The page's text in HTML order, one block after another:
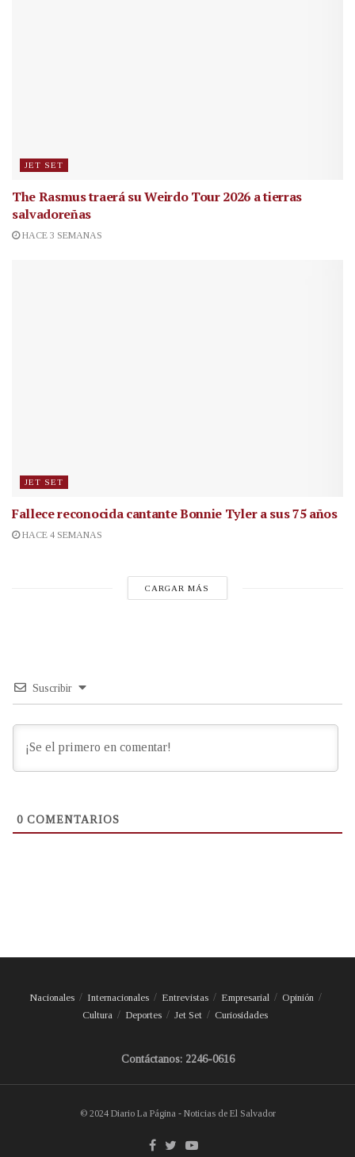
JET SET
The Rasmus traerá su Weirdo Tour 2026 a tierras
salvadoreñas
HACE 3 SEMANAS
JET SET
Fallece reconocida cantanteBonnie Tyler a sus 75 años
HACE 4 SEMANAS
CARGAR MÁS
Suscribir
0 COMENTARIOS
Nacionales Internacionales Entrevistas Empresarial
Opinión
Cultura
Deportes Jet Set Curiosidades
Contáctanos: 2246-0616
© 2024 Diario La Página - Noticias de El Salvador